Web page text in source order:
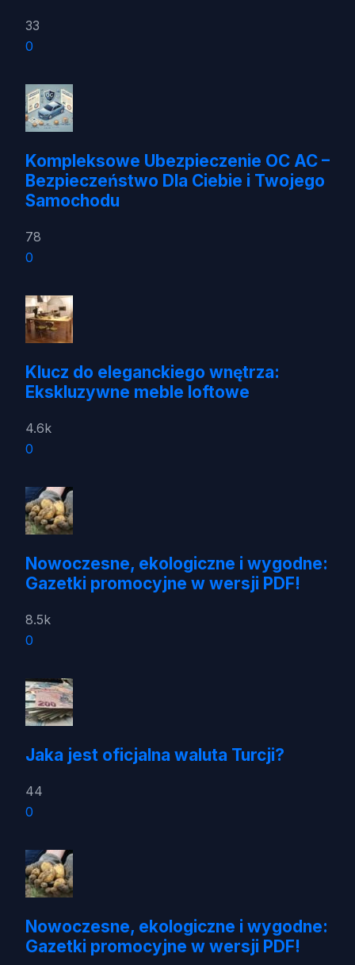
33
0
Kompleksowe Ubezpieczenie OC AC –
Bezpieczeństwo Dla Ciebie i Twojego
Samochodu
78
0
Klucz do eleganckiego wnętrza:
Ekskluzywne meble loftowe
4.6k
0
Nowoczesne, ekologiczne i wygodne:
Gazetki promocyjne w wersji PDF!
8.5k
0
Jaka jest oficjalna waluta Turcji?
44
0
Nowoczesne, ekologiczne i wygodne:
Gazetki promocyjne w wersji PDF!